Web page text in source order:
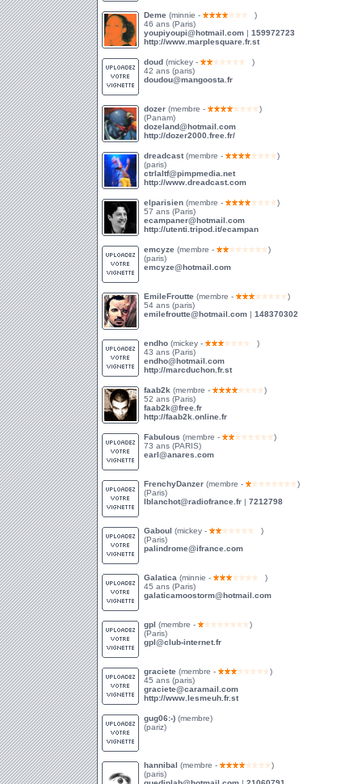
Deme (minnie -
)
46 ans (Paris)
youpiyoupi@hotmail.com | 159972723
http://www.marplesquare.fr.st
doud (mickey -
)
42 ans (paris)
doudou@mangoosta.fr
dozer (membre -
)
(Panam)
dozeland@hotmail.com
http://dozer2000.free.fr/
dreadcast(membre -
)
(paris)
ctrlaltf@pimpmedia.net
http://www.dreadcast.com
elparisien (membre -
)
57 ans (Paris)
ecampaner@hotmail.com
http://utenti.tripod.it/ecampan
emcyze (membre -
)
(paris)
emcyze@hotmail.com
EmileFroutte (membre -
)
54 ans (paris)
emilefroutte@hotmail.com | 148370302
endho (mickey -
)
43 ans (Paris)
endho@hotmail.com
http://marcduchon.fr.st
faab2k (membre -
)
52 ans (Paris)
faab2k@free.fr
http://faab2k.online.fr
Fabulous (membre -
)
73 ans (PARIS)
earl@anares.com
FrenchyDanzer (membre -
)
(Paris)
lblanchot@radiofrance.fr | 7212798
Gaboul (mickey -
)
(Paris)
palindrome@ifrance.com
Galatica (minnie -
)
45 ans (Paris)
galaticamoostorm@hotmail.com
gpl (membre -
)
(Paris)
gpl@club-internet.fr
graciete (membre -
)
45 ans (paris)
graciete@caramail.com
http://www.lesmeuh.fr.st
gug06:-) (membre)
(pariz)
hannibal (membre -
)
(paris)